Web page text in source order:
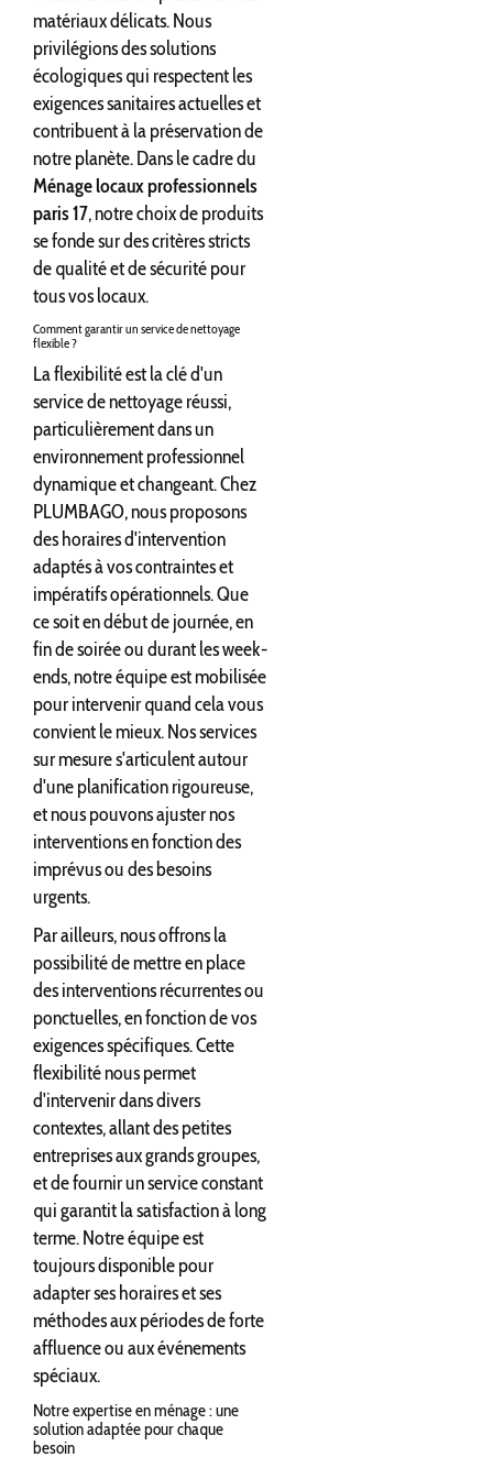
matériaux délicats. Nous
privilégions des solutions
écologiques qui respectent les
exigences sanitaires actuelles et
contribuent à la préservation de
notre planète. Dans le cadre du
Ménage locaux professionnels
paris 17, notre choix de produits
se fonde sur des critères stricts
de qualité et de sécurité pour
tous vos locaux.
Comment garantir un service de nettoyage
flexible ?
La flexibilité est la clé d'un
service de nettoyage réussi,
particulièrement dans un
environnement professionnel
dynamique et changeant. Chez
PLUMBAGO, nous proposons
des horaires d'intervention
adaptés à vos contraintes et
impératifs opérationnels. Que
ce soit en début de journée, en
fin de soirée ou durant les week-
ends, notre équipe est mobilisée
pour intervenir quand cela vous
convient le mieux. Nos services
sur mesure s'articulent autour
d'une planification rigoureuse,
et nous pouvons ajuster nos
interventions en fonction des
imprévus ou des besoins
urgents.
Par ailleurs, nous offrons la
possibilité de mettre en place
des interventions récurrentes ou
ponctuelles, en fonction de vos
exigences spécifiques. Cette
flexibilité nous permet
d'intervenir dans divers
contextes, allant des petites
entreprises aux grands groupes,
et de fournir un service constant
qui garantit la satisfaction à long
terme. Notre équipe est
toujours disponible pour
adapter ses horaires et ses
méthodes aux périodes de forte
affluence ou aux événements
spéciaux.
Notre expertise en ménage : une
solution adaptée pour chaque
besoin